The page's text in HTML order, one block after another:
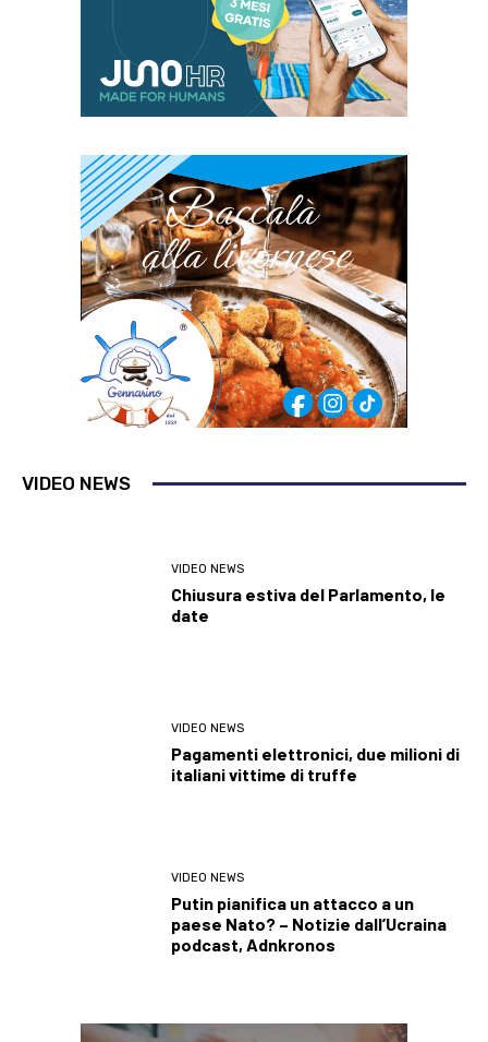
VIDEO NEWS
VIDEO NEWS
Chiusura estiva del Parlamento, le
date
VIDEO NEWS
Pagamenti elettronici, due milioni di
italiani vittime di truffe
VIDEO NEWS
Putin pianifica un attacco a un
paese Nato? – Notizie dall’Ucraina
podcast, Adnkronos